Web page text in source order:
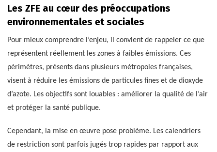
Les ZFE au cœur des préoccupations
environnementales et sociales
Pour mieux comprendre l’enjeu, il convient de rappeler ce que
représentent réellement les zones à faibles émissions. Ces
périmètres, présents dans plusieurs métropoles françaises,
visent à réduire les émissions de particules fines et de dioxyde
d’azote. Les objectifs sont louables : améliorer la qualité de l’air
et protéger la santé publique.
Cependant, la mise en œuvre pose problème. Les calendriers
de restriction sont parfois jugés trop rapides par rapport aux